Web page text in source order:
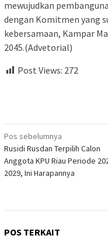
mewujudkan
dengan Komitmen yang
kebersamaan, Kampar
2045.(Advetorial)
Post Views: 272
Navigasi
pos
Pos sebelumnya
Rusidi Rusdan Terpilih Calon
Anggota KPU Riau Periode
2029, Ini Harapannya
POS TERKAIT